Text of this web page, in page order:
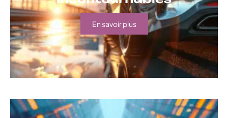
En savoir plus